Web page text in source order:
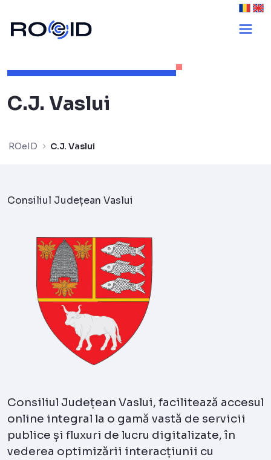
C.J. Vaslui -
C.J. Vaslui
ROeID C.J. Vaslui
Consiliul Județean Vaslui
Consiliul Județean Vaslui, facilitează accesul
online integral la o gamă vastă de servicii
publice și fluxuri de lucru digitalizate, în
vederea optimizării interacțiunii cu